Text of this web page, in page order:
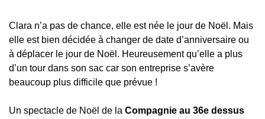
Clara n’a pas de chance, elle est née le jour de Noël. Mais
elle est bien décidée à changer de date d’anniversaire ou
à déplacer le jour de Noël. Heureusement qu’elle a plus
d’un tour dans son sac car son entreprise s’avère
beaucoup plus difficile que prévue !
Un spectacle de Noël de la Compagnie au 36e dessus